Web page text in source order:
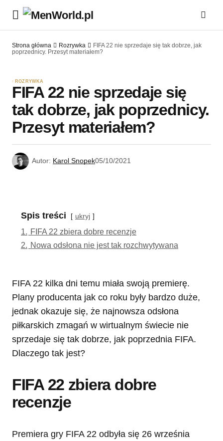
Strona główna Rozrywka
FIFA 22 nie sprzedaje się tak dobrze, jak
poprzednicy. Przesyt materiałem?
ROZRYWKA
FIFA 22 nie sprzedaje się
tak dobrze, jak poprzednicy.
Przesyt materiałem?
Autor: Karol Snopek05/10/2021
Spis treści ukryj
1. FIFA 22 zbiera dobre recenzje
2. Nowa odsłona nie jest tak rozchwytywana
FIFA 22 kilka dni temu miała swoją premierę.
Plany producenta jak co roku były bardzo duże,
jednak okazuje się, że najnowsza odsłona
piłkarskich zmagań w wirtualnym świecie nie
sprzedaje się tak dobrze, jak poprzednia FIFA.
Dlaczego tak jest?
FIFA 22 zbiera dobre
recenzje
Premiera gry FIFA 22 odbyła się 26 września